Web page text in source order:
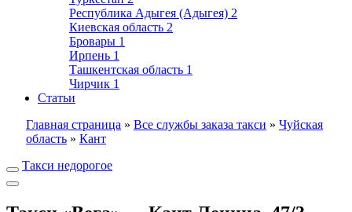
Республика Адыгея (Адыгея) 2
Киевская область 2
Бровары 1
Ирпень 1
Ташкентская область 1
Чирчик 1
Статьи
Главная страница » Все службы заказа такси » Чуйская
область » Кант
Такси недорогое